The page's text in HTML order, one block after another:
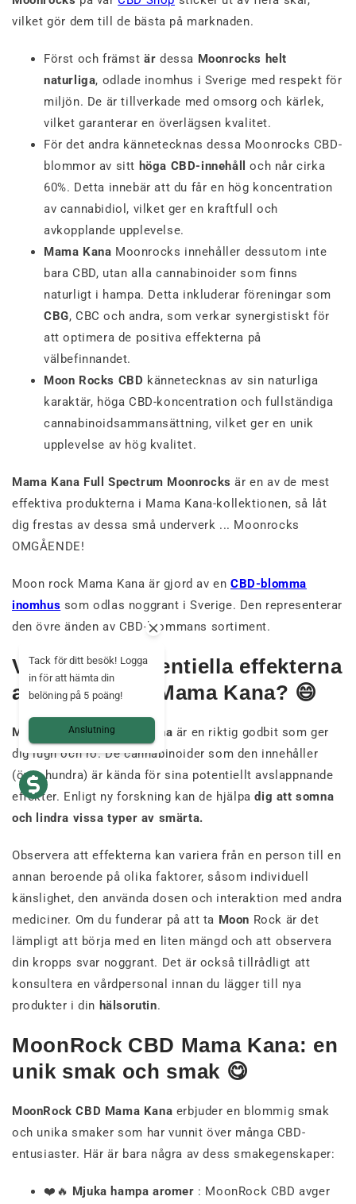
vilket gör dem till de bästa på marknaden.
Först och främstär dessa Moonrocks helt
naturliga, odlade inomhus i Sverige med respekt för
miljön. De är tillverkade med omsorg och kärlek,
vilket garanterar en överlägsen kvalitet.
För det andra kännetecknas dessa Moonrocks CBD-
blommor av sitt höga CBD-innehåll
och når cirka
60%. Detta innebär att du får en hög koncentration
av cannabidiol, vilket ger en kraftfull och
avkopplande upplevelse.
Mama Kana Moonrocks innehåller dessutom inte
bara CBD, utan alla cannabinoider som finns
naturligt i hampa. Detta inkluderar föreningar som
CBG, CBC och andra, som verkar synergistiskt för
att optimera de positiva effekterna på
välbefinnandet.
Moon Rocks CBD kännetecknas av sin naturliga
karaktär, höga CBD-koncentration och fullständiga
cannabinoidsammansättning, vilket ger en unik
upplevelse av hög kvalitet.
Mama Kana Full Spectrum Moonrocks är en av de mest
effektiva produkterna i Mama Kana-kollektionen, så låt
dig frestas av dessa små underverk ... Moonrocks
OMGÅENDE!
Moon rock Mama Kana är gjord av en CBD-blomma
inomhus som odlas noggrant i Sverige. Den representerar
den övre änden av CBD-blommans sortiment.
Vilka är de potentiella effekterna
av MoonRock Mama Kana? 😄
MoonRock CBD Mama Kana är en riktig godbit som ger
dig lugn och ro. De cannabinoider som den innehåller
(över hundra) är kända för sina potentiellt avslappnande
effekter. Enligt ny forskning kan de hjälpadig att somna
och lindra vissa typer av smärta.
Observera att effekterna kan variera från en person till en
annan beroende på olika faktorer, såsom individuell
känslighet, den använda dosen och interaktion med andra
mediciner. Om du funderar på att ta Moon Rock är det
lämpligt att börja med en liten mängd och att observera
din kropps svar noggrant. Det är också tillrådligt att
konsultera en vårdpersonal innan du lägger till nya
produkter i din hälsorutin.
MoonRock CBD Mama Kana: en
unik smak och smak 😋
MoonRock CBD Mama Kana erbjuder en blommig smak
och unika smaker som har vunnit över många CBD-
entusiaster. Här är bara några av dess smakegenskaper:
❤️🔥 Mjuka hampa aromer : MoonRock CBD avger
Tack för ditt besök! Logga
in för att hämta din
belöning på 5 poäng!
Anslutning